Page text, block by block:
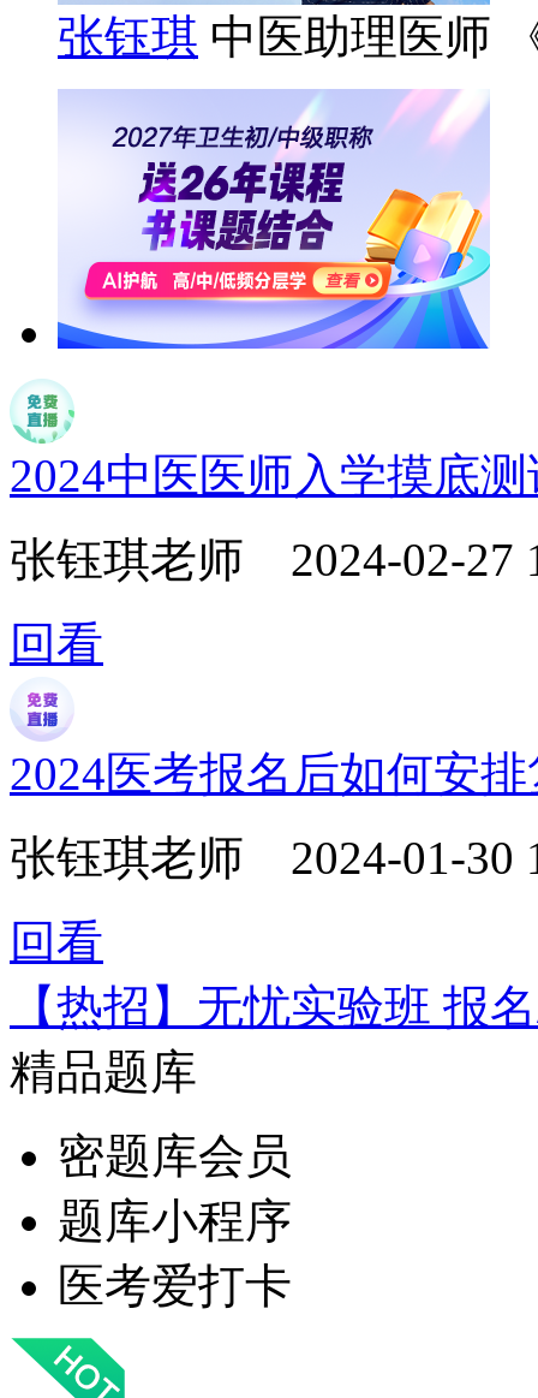
张钰琪 中医助理医师
2024中医医师入学摸底
张钰琪老师 2024-02-27
回看
2024医考报名后如何安
张钰琪老师 2024-01-30
回看
【热招】无忧实验班 报
精品题库
密题库会员
题库小程序
医考爱打卡